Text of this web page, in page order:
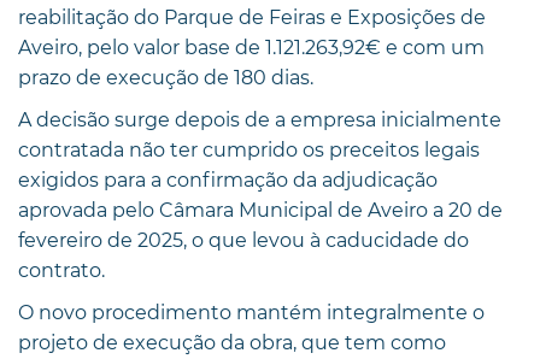
reabilitação do Parque de Feiras e Exposições de
Aveiro, pelo valor base de 1.121.263,92€ e com um
prazo de execução de 180 dias.
A decisão surge depois de a empresa inicialmente
contratada não ter cumprido os preceitos legais
exigidos para a confirmação da adjudicação
aprovada pelo Câmara Municipal de Aveiro a 20 de
fevereiro de 2025, o que levou à caducidade do
contrato.
O novo procedimento mantém integralmente o
projeto de execução da obra, que tem como